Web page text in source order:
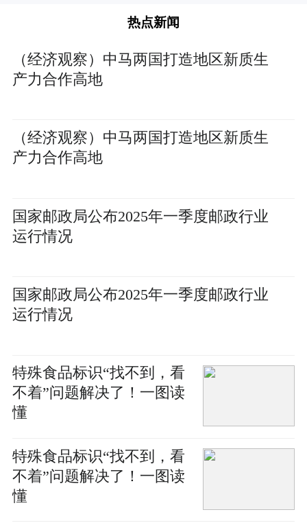
热点新闻
（经济观察）中马两国打造地区新质生
产力合作高地
（经济观察）中马两国打造地区新质生
产力合作高地
国家邮政局公布2025年一季度邮政行业
运行情况
国家邮政局公布2025年一季度邮政行业
运行情况
特殊食品标识“找不到，看
不着”问题解决了！一图读
懂
特殊食品标识“找不到，看
不着”问题解决了！一图读
懂